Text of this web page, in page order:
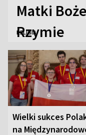
Matki
Rzymie
RELIGIA
Wielki sukces
na